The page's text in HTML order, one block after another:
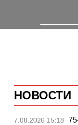
НОВОСТИ
7.08.2026 15:18